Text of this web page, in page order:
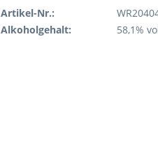
Artikel-Nr.:
Alkoholgehalt:
58,1%